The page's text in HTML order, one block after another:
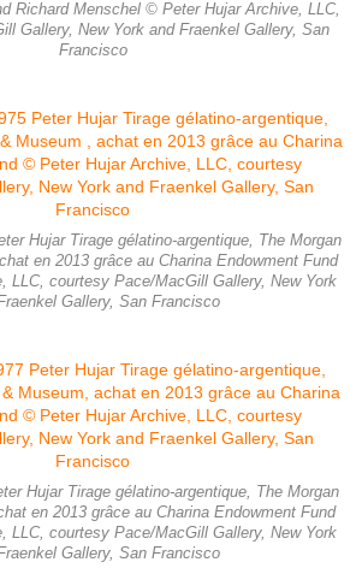
Richard Menschel © Peter Hujar Archive, LLC,
Gallery, New York and Fraenkel Gallery, San
Francisco
Hujar Tirage gélatino-argentique, The Morgan
en 2013 grâce au Charina Endowment Fund
LLC, courtesy Pace/MacGill Gallery, New York
Gallery, San Francisco
Hujar Tirage gélatino-argentique, The Morgan
en 2013 grâce au Charina Endowment Fund
LLC, courtesy Pace/MacGill Gallery, New York
Gallery, San Francisco